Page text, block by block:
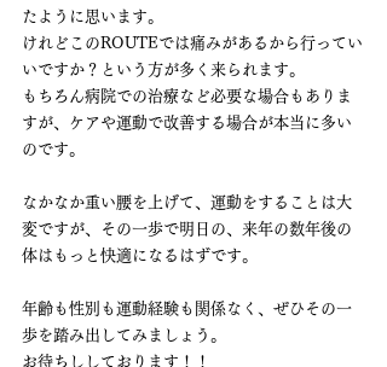
たように思います。
けれどこのROUTEでは痛みがあるから行ってい
いですか？という方が多く来られます。
もちろん病院での治療など必要な場合もありま
すが、ケアや運動で改善する場合が本当に多い
のです。
なかなか重い腰を上げて、運動をすることは大
変ですが、その一歩で明日の、来年の数年後の
体はもっと快適になるはずです。
年齢も性別も運動経験も関係なく、ぜひその一
歩を踏み出してみましょう。
お待ちししております！！